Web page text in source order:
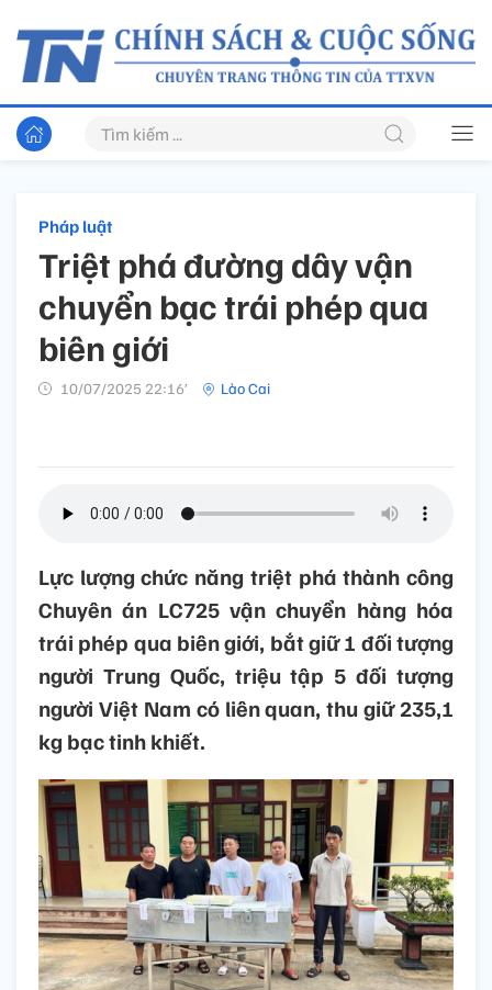
Pháp luật
Triệt phá đường dây vận
chuyển bạc trái phép qua
biên giới
10/07/2025 22:16’ Lào Cai
Lực lượng chức năng triệt phá thành công
Chuyên án LC725 vận chuyển hàng hóa
trái phép qua biên giới, bắt giữ 1 đối tượng
người Trung Quốc, triệu tập 5 đối tượng
người Việt Nam có liên quan, thu giữ 235,1
kg bạc tinh khiết.